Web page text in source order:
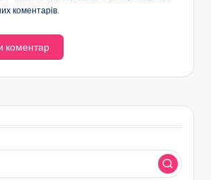
коментарів.